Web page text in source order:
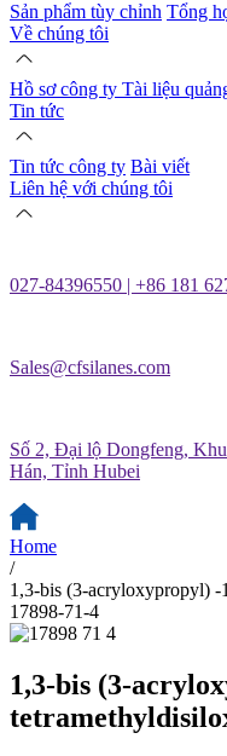
Sản phẩm tùy chỉnh Tổng
Về chúng tôi
Hồ sơ công ty Tài liệu
Tin tức
Tin tức công ty Bài viết
Liên hệ với chúng tôi
027-84396550 | +86 181
Sales@cfsilanes.com
Số 2, Đại lộ Dongfeng,
Hán, Tỉnh Hubei
Home
/
1,3-bis (3-acryloxypropyl) -
17898-71-4
1,3-bis (3-